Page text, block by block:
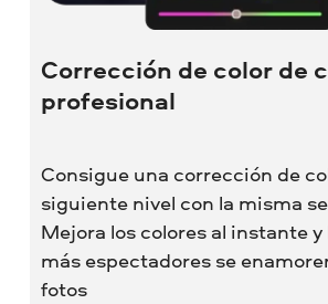
Corrección de color de
profesional
Consigue una corrección de
siguiente nivel con la misma
Mejora los colores al instante y
más espectadores se
fotos